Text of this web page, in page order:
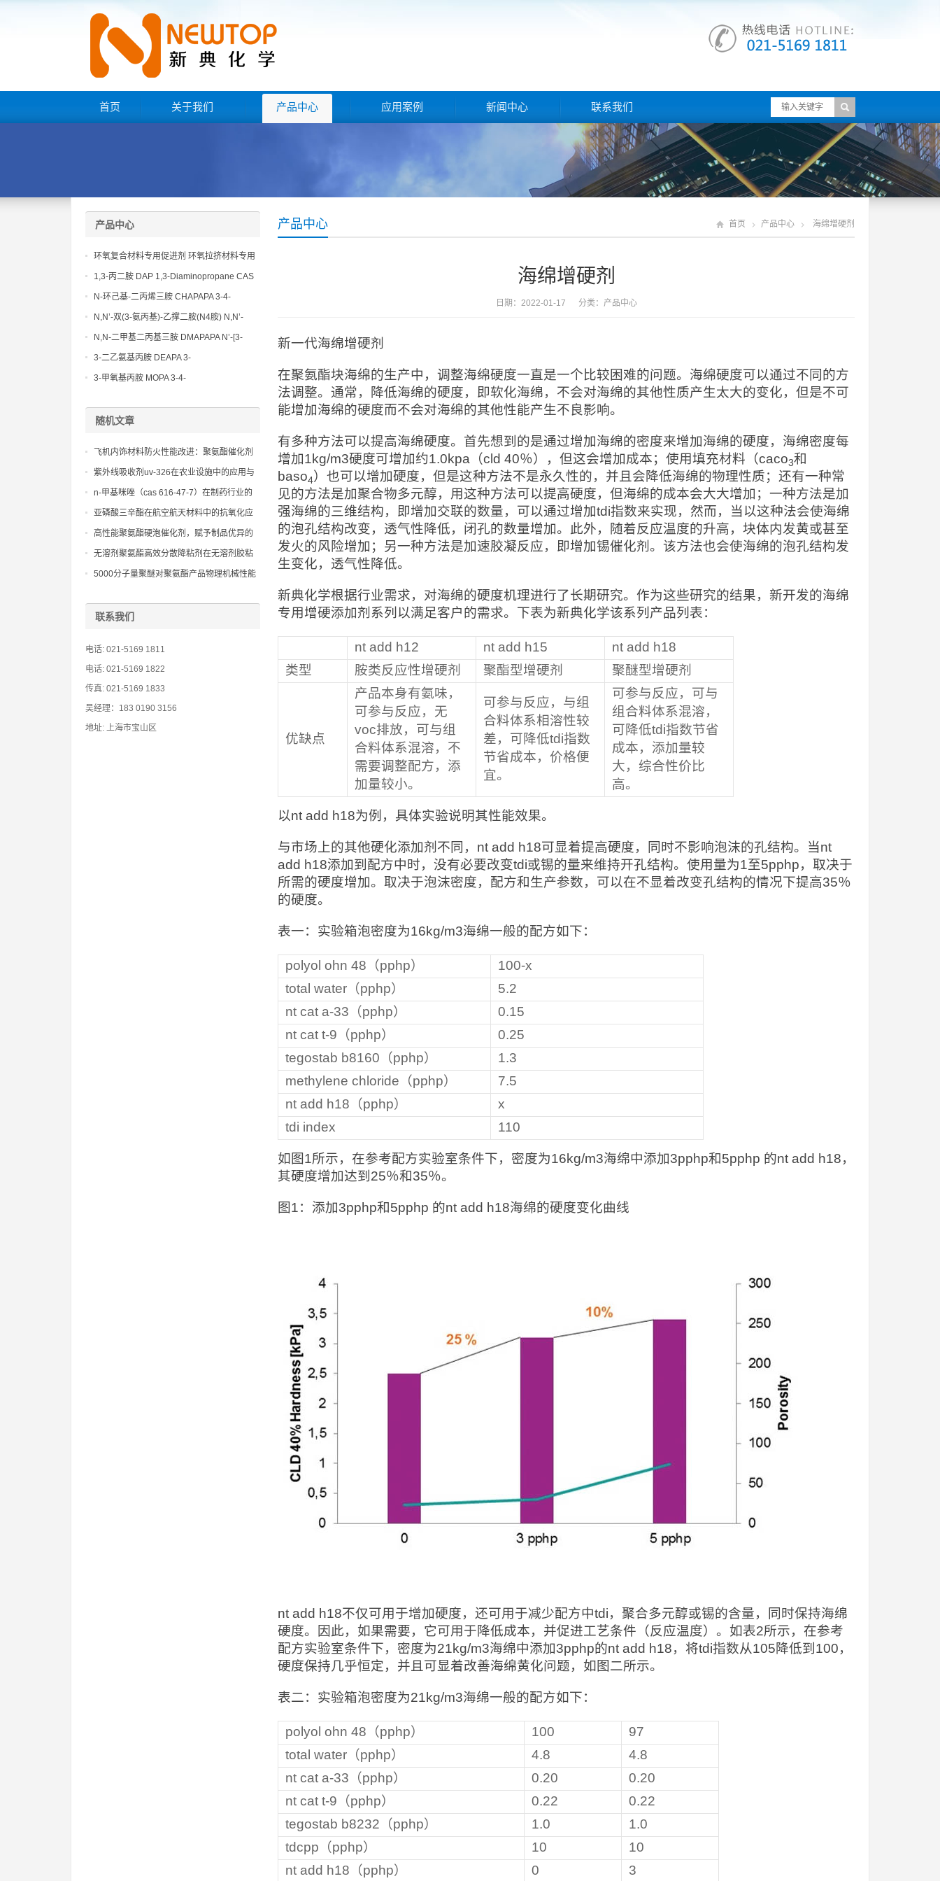
首页 关于我们 产品中心 应用案例 新闻中心 联系我们
产品中心 首页 产品中心 海绵增硬剂
海绵增硬剂
日期：2022-01-17 分类： 产品中心
新一代海绵增硬剂
在聚氨酯块海绵的生产中，调整海绵硬度一直是一个比较困难的问题。海绵硬度可以通过不同的方
法调整。通常，降低海绵的硬度，即软化海绵，不会对海绵的其他性质产生太大的变化，但是不可
能增加海绵的硬度而不会对海绵的其他性能产生不良影响。
有多种方法可以提高海绵硬度。首先想到的是通过增加海绵的密度来增加海绵的硬度，海绵密度每
增加1kg/m3硬度可增加约1.0kpa（cld 40％），但这会增加成本；使用填充材料（caco3和
baso4）也可以增加硬度，但是这种方法不是永久性的，并且会降低海绵的物理性质；还有一种常
见的方法是加聚合物多元醇，用这种方法可以提高硬度，但海绵的成本会大大增加；一种方法是加
强海绵的三维结构，即增加交联的数量，可以通过增加tdi指数来实现，然而，当以这种法会使海绵
的泡孔结构改变，透气性降低，闭孔的数量增加。此外，随着反应温度的升高，块体内发黄或甚至
发火的风险增加；另一种方法是加速胶凝反应，即增加锡催化剂。该方法也会使海绵的泡孔结构发
生变化，透气性降低。
新典化学根据行业需求，对海绵的硬度机理进行了长期研究。作为这些研究的结果，新开发的海绵
专用增硬添加剂系列以满足客户的需求。下表为新典化学该系列产品列表：
nt add h12 nt add h15
nt add h18
类型
胺类反应性增硬剂 聚酯型增硬剂 聚醚型增硬剂
优缺点
产品本身有氨味，
可参与反应，无
voc排放，可与组
合料体系混溶，不
需要调整配方，添
加量较小。
可参与反应，与组
合料体系相溶性较
差，可降低tdi指数
节省成本，价格便
宜。
可参与反应，可与
组合料体系混溶，
可降低tdi指数节省
成本，添加量较
大，综合性价比
高。
以nt add h18为例，具体实验说明其性能效果。
与市场上的其他硬化添加剂不同，nt add h18可显着提高硬度，同时不影响泡沫的孔结构。当nt
add h18添加到配方中时，没有必要改变tdi或锡的量来维持开孔结构。使用量为1至5pphp，取决于
所需的硬度增加。取决于泡沫密度，配方和生产参数，可以在不显着改变孔结构的情况下提高35％
的硬度。
表一：实验箱泡密度为16kg/m3海绵一般的配方如下：
polyol ohn 48（pphp）
100-x
total water（pphp）
5.2
nt cat a-33（pphp）
0.15
nt cat t-9（pphp）
0.25
tegostab b8160（pphp）
1.3
methylene chloride（pphp）
7.5
nt add h18（pphp）
x
tdi index
110
如图1所示，在参考配方实验室条件下，密度为16kg/m3海绵中添加3pphp和5pphp 的nt add h18，
其硬度增加达到25％和35％。
图1：添加3pphp和5pphp 的nt add h18海绵的硬度变化曲线
nt add h18不仅可用于增加硬度，还可用于减少配方中tdi，聚合多元醇或锡的含量，同时保持海绵
硬度。因此，如果需要，它可用于降低成本，并促进工艺条件（反应温度）。如表2所示，在参考
配方实验室条件下，密度为21kg/m3海绵中添加3pphp的nt add h18，将tdi指数从105降低到100，
硬度保持几乎恒定，并且可显着改善海绵黄化问题，如图二所示。
表二：实验箱泡密度为21kg/m3海绵一般的配方如下：
polyol ohn 48（pphp） 100
97
total water（pphp）
4.8
4.8
nt cat a-33（pphp）
0.20
0.20
nt cat t-9（pphp）
0.22
0.22
tegostab b8232（pphp）
1.0
1.0
tdcpp（pphp）
10
10
nt add h18（pphp）
0 3
产品中心
环氧复合材料专用促进剂 环氧拉挤材料专用
促进剂 NT EP 120
1,3-丙二胺 DAP 1,3-Diaminopropane CAS
No 109-76-2
N-环己基-二丙烯三胺 CHAPAPA 3-4-
Methoxypropylamine CAS No:5332-73-0
N,N’-双(3-氨丙基)-乙撑二胺(N4胺) N,N’-
Bis(3-aminopropyl)-ethylenediamine CAS
No10563-26-5
N,N-二甲基二丙基三胺 DMAPAPA N’-[3-
(dimethylamino)propyllpropane-1,3-
diamine CAS No10563-29-8
3-二乙氨基丙胺 DEAPA 3-
(Diethylamino)propylamine CAS No 104-
3-甲氧基丙胺 MOPA 3-4-
随机文章
飞机内饰材料防火性能改进：聚氨酯催化剂
异辛酸铋的实际应用案例
紫外线吸收剂uv-326在农业设施中的应用与
效益分析
n-甲基咪唑（cas 616-47-7）在制药行业的
应用：从实验室到生产的转变
亚磷酸三辛酯在航空航天材料中的抗氧化应
用
高性能聚氨酯硬泡催化剂，赋予制品优异的
尺寸稳定性和压缩强度
无溶剂聚氨酯高效分散降粘剂在无溶剂胶粘
剂和密封剂中的创新应用，旨在提供优异的
5000分子量聚醚对聚氨酯产品物理机械性能
联系我们
电话: 021-5169 1811
电话: 021-5169 1822
传真: 021-5169 1833
吴经理：183 0190 3156
地址: 上海市宝山区